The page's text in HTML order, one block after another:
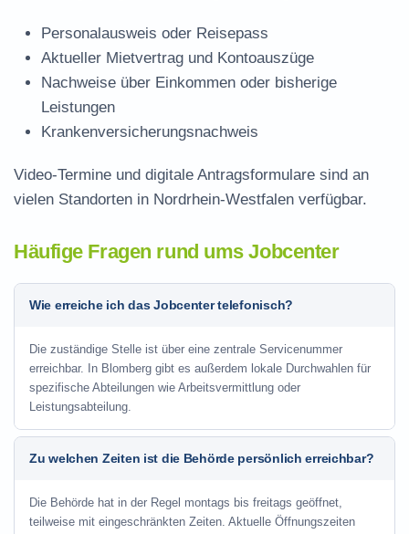
Personalausweis oder Reisepass
Aktueller Mietvertrag und Kontoauszüge
Nachweise über Einkommen oder bisherige
Leistungen
Krankenversicherungsnachweis
Video-Termine und digitale Antragsformulare sind an
vielen Standorten in Nordrhein-Westfalen verfügbar.
Häufige Fragen rund ums Jobcenter
Wie erreiche ich das Jobcenter telefonisch?
Die zuständige Stelle ist über eine zentrale Servicenummer
erreichbar. In Blomberg gibt es außerdem lokale Durchwahlen für
spezifische Abteilungen wie Arbeitsvermittlung oder
Leistungsabteilung.
Zu welchen Zeiten ist die Behörde persönlich erreichbar?
Die Behörde hat in der Regel montags bis freitags geöffnet,
teilweise mit eingeschränkten Zeiten. Aktuelle Öffnungszeiten